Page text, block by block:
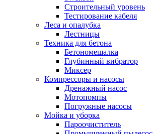
Строительный уровень
Тестирование кабеля
Леса и опалубка
Лестницы
Техника для бетона
Бетономешалка
Глубинный вибратор
Миксер
Компрессоры и насосы
Дренажный насос
Мотопомпы
Погружные насосы
Мойка и уборка
Пароочиститель